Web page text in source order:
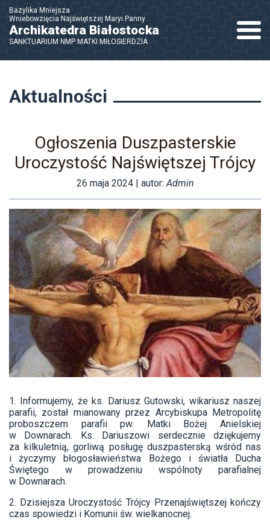
Bazylika Mniejsza
Wniebowzięcia Najświętszej Maryi Panny
Archikatedra Białostocka
SANKTUARIUM NMP MATKI MIŁOSIERDZIA
Aktualności
Ogłoszenia Duszpasterskie
Uroczystość Najświętszej Trójcy
26 maja 2024 | autor:Admin
1. Informujemy, że ks. Dariusz Gutowski, wikariusz naszej
parafii, został mianowany przez Arcybiskupa Metropolitę
proboszczem parafii pw. Matki Bożej Anielskiej
w Downarach. Ks. Dariuszowi serdecznie dziękujemy
za kilkuletnią, gorliwą posługę duszpasterską wśród nas
i życzymy błogosławieństwa Bożego i światła Ducha
Świętego w prowadzeniu wspólnoty parafialnej
w Downarach.
2. Dzisiejsza Uroczystość Trójcy Przenajświętszej kończy
czas spowiedzi i Komunii św. wielkanocnej.